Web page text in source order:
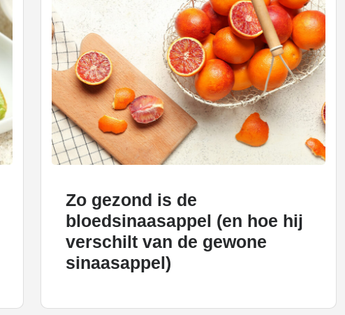
Zo gezond is de
bloedsinaasappel (en hoe hij
verschilt van de gewone
sinaasappel)